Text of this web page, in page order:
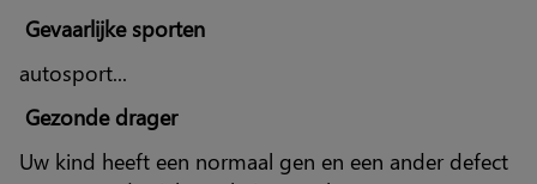
Gevaarlijke sporten
autosport...
Gezonde drager
Uw kind heeft een normaal gen en een ander defect